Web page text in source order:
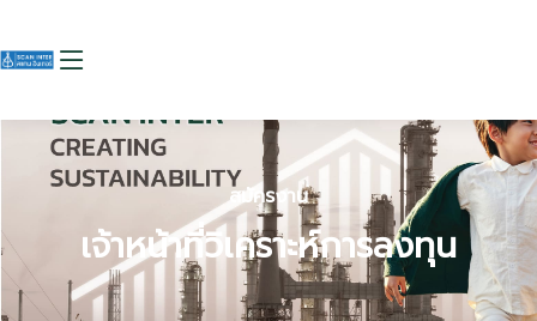
สมัครงาน
เจ้าหน้าที่วิเคราะห์การลงทุน